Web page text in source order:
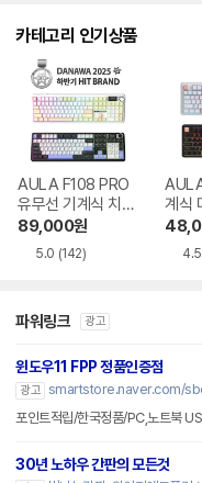
카테고리 인기상품
AULA F108 PRO
유무선 기계식 치즈
화이트 한글
89,000원
5.0 (142)
계식
한글
4.5
파워링크 광고
윈도우11 FPP 정품인증점
광고 smartstore.naver.com/
포인트적립/한국정품/PC,노트북
30년 노하우 간판의 모든것